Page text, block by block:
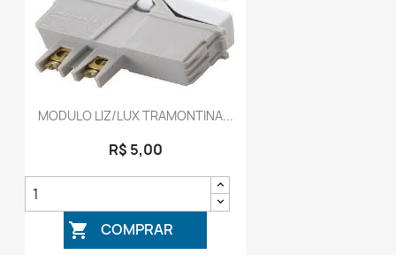
MODULO LIZ/LUX TRAMONTINA...
R$ 5,00
 COMPRAR